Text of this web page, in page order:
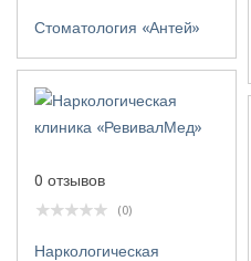
Стоматология «Антей»
0 отзывов
(0)
Наркологическая